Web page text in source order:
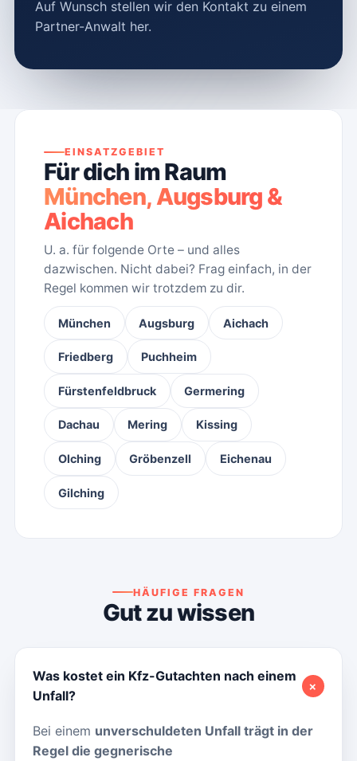
Auf Wunsch stellen wir den Kontakt zu einem
Partner-Anwalt her.
EINSATZGEBIET
Für dich im Raum
München, Augsburg &
Aichach
U. a. für folgende Orte – und alles
dazwischen. Nicht dabei? Frag einfach, in der
Regel kommen wir trotzdem zu dir.
München Augsburg Aichach
Friedberg Puchheim
Fürstenfeldbruck Germering
Dachau Mering Kissing
Olching Gröbenzell Eichenau
Gilching
HÄUFIGE FRAGEN
Gut zu wissen
Was kostet ein Kfz-Gutachten nach einem
Unfall?
＋
Bei einem unverschuldeten Unfall trägt in der
Regel die gegnerische